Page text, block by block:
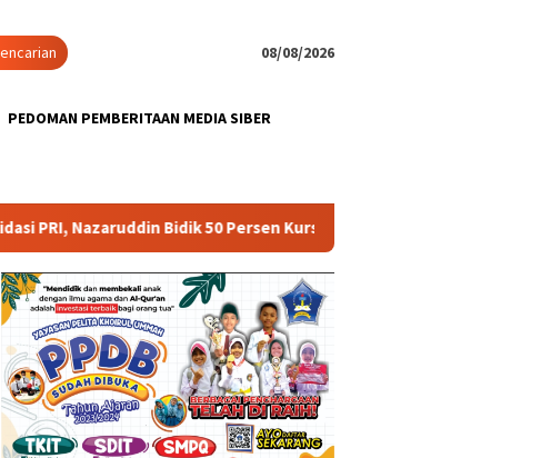
08/08/2026
PEDOMAN PEMBERITAAN MEDIA SIBER
Bidik 50 Persen Kursi DPR RI